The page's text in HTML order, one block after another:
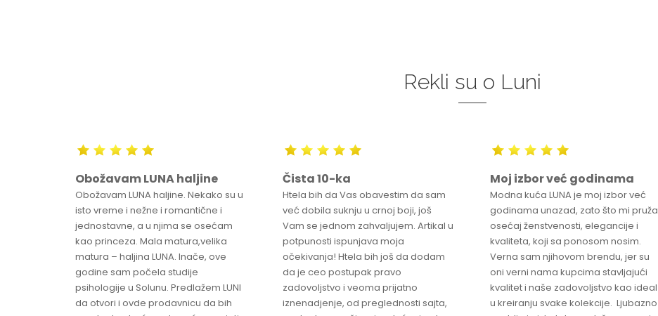
Rekli su o Luni
Obožavam LUNA haljine
Obožavam LUNA haljine. Nekako su u
isto vreme i nežne i romantične i
jednostavne, a u njima se osećam
kao princeza. Mala matura,velika
matura – haljina LUNA. Inače, ove
godine sam počela studije
psihologije u Solunu. Predlažem LUNI
da otvori i ovde prodavnicu da bih
Čista 10-ka
Htela bih da Vas obavestim da sam
već dobila suknju u crnoj boji, još
Vam se jednom zahvaljujem. Artikal u
potpunosti ispunjava moja
očekivanja! Htela bih još da dodam
da je ceo postupak pravo
zadovoljstvo i veoma prijatno
iznenadjenje, od preglednosti sajta,
Moj izbor već godinama
Modna kuća LUNA je moj izbor već
godinama unazad, zato što mi pruža
osećaj ženstvenosti, elegancije i
kvaliteta, koji sa ponosom nosim.
Verna sam njihovom brendu, jer su
oni verni nama kupcima stavljajući
kvalitet i naše zadovoljstvo kao ideal
u kreiranju svake kolekcije. Ljubazno